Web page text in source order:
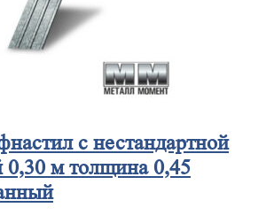
с нестандартной
м толщина 0,45